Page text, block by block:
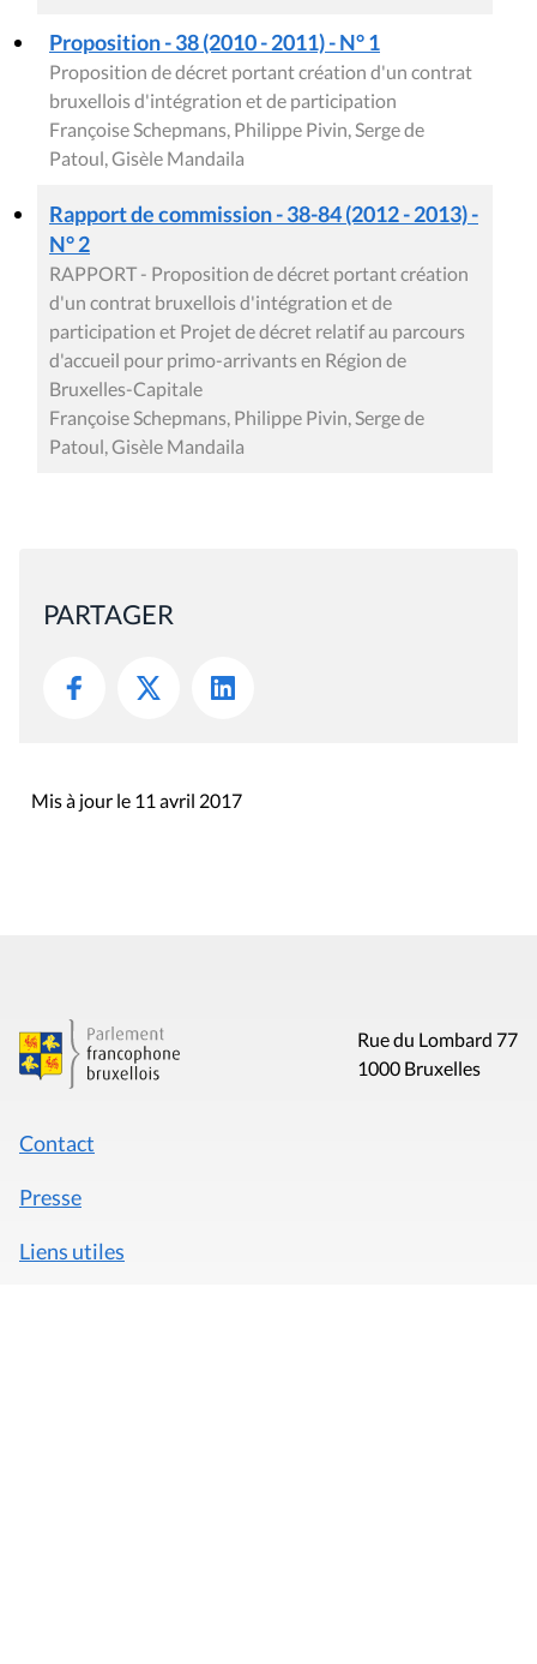
Proposition - 38 (2010 - 2011) - N° 1
Proposition de décret portant création d'un contrat
bruxellois d'intégration et de participation
Françoise Schepmans, Philippe Pivin, Serge de
Patoul, Gisèle Mandaila
Rapport de commission - 38-84 (2012 - 2013) -
N° 2
RAPPORT - Proposition de décret portant création
d'un contrat bruxellois d'intégration et de
participation et Projet de décret relatif au parcours
d'accueil pour primo-arrivants en Région de
Bruxelles-Capitale
Françoise Schepmans, Philippe Pivin, Serge de
Patoul, Gisèle Mandaila
PARTAGER
Mis à jour le 11 avril 2017
Rue du Lombard 77
1000 Bruxelles
Contact
Presse
Liens utiles